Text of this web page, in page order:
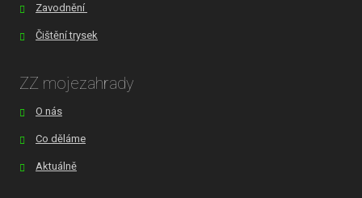
Zavodnění
Čištění trysek
ZZ mojezahrady
O nás
Co děláme
Aktuálně